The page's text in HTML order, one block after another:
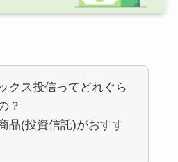
クス投信ってどれぐら
？
品(投資信託)がおすす